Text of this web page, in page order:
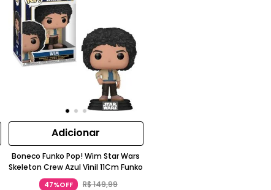
Adicionar
Boneco Funko Pop! Wim Star Wars
Skeleton Crew Azul Vinil 11Cm Funko
47%OFF R$149,99